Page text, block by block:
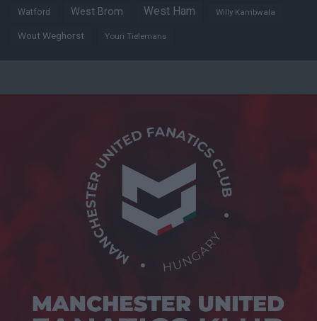
Watford West Brom West Ham Willy Kambwala
Wout Weghorst Youri Tielemans